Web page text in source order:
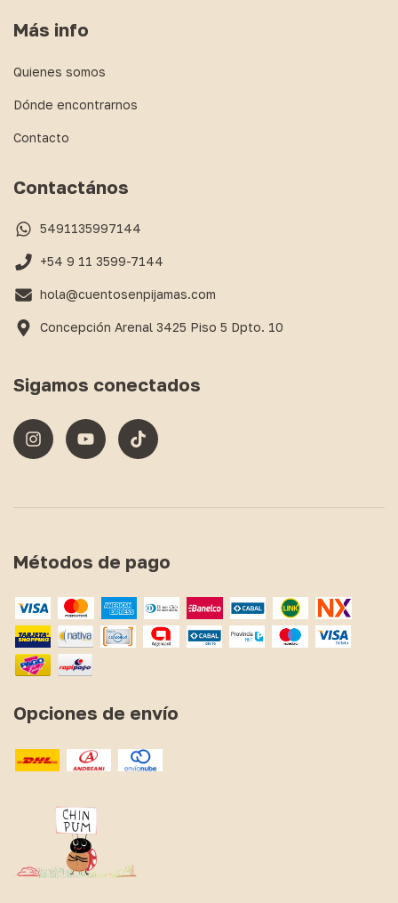
Más info
Quienes somos
Dónde encontrarnos
Contacto
Contactános
5491135997144
+54 9 11 3599-7144
hola@cuentosenpijamas.com
Concepción Arenal 3425 Piso 5 Dpto. 10
Sigamos conectados
Métodos de pago
Opciones de envío